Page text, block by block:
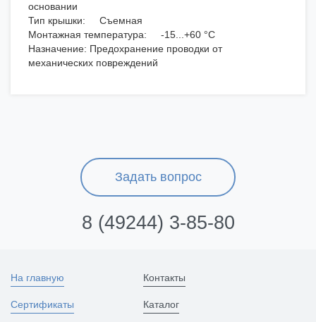
основании
Тип крышки: Съемная
Монтажная температура: -15...+60 °C
Назначение: Предохранение проводки от
механических повреждений
Задать вопрос
8 (49244) 3-85-80
На главную
Сертификаты
Контакты
Каталог